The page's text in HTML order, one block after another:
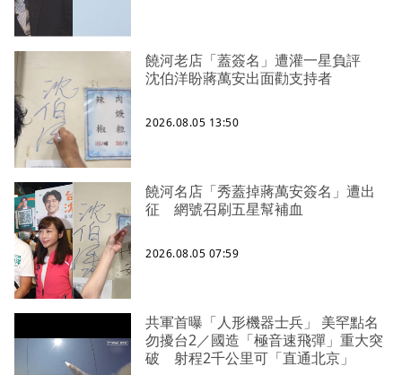
饒河老店「蓋簽名」遭灌一星負評
沈伯洋盼蔣萬安出面勸支持者
2026.08.05 13:50
饒河名店「秀蓋掉蔣萬安簽名」遭出
征 網號召刷五星幫補血
2026.08.05 07:59
共軍首曝「人形機器士兵」 美罕點名
勿擾台2／國造「極音速飛彈」重大突
破 射程2千公里可「直通北京」